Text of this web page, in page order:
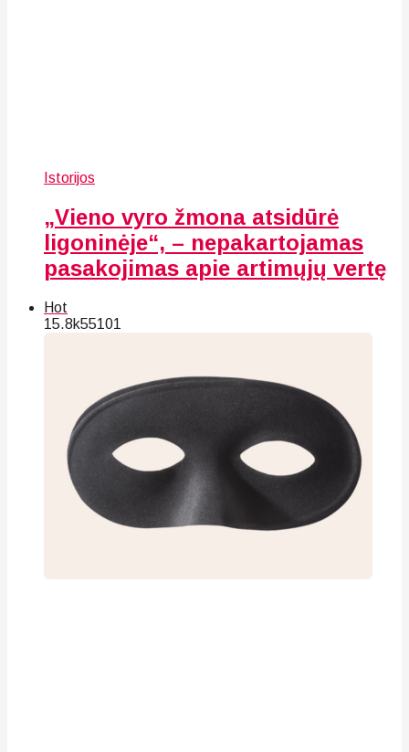
Istorijos
„Vieno vyro žmona atsidūrė
ligoninėje“, – nepakartojamas
pasakojimas apie artimųjų vertę
Hot
15.8k55101